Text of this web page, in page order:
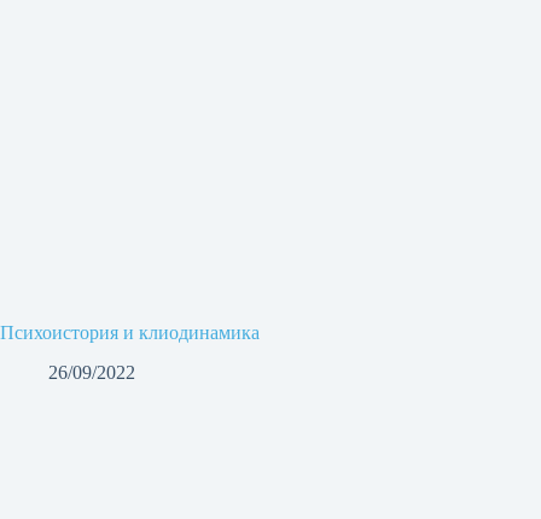
Психоистория и клиодинамика
26/09/2022